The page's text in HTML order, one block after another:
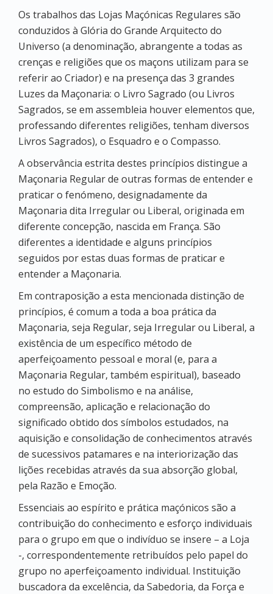
Os trabalhos das Lojas Maçónicas Regulares são
conduzidos à Glória do Grande Arquitecto do
Universo (a denominação, abrangente a todas as
crenças e religiões que os maçons utilizam para se
referir ao Criador) e na presença das 3 grandes
Luzes da Maçonaria: o Livro Sagrado (ou Livros
Sagrados, se em assembleia houver elementos que,
professando diferentes religiões, tenham diversos
Livros Sagrados), o Esquadro e o Compasso.
A observância estrita destes princípios distingue a
Maçonaria Regular de outras formas de entender e
praticar o fenómeno, designadamente da
Maçonaria dita Irregular ou Liberal, originada em
diferente concepção, nascida em França. São
diferentes a identidade e alguns princípios
seguidos por estas duas formas de praticar e
entender a Maçonaria.
Em contraposição a esta mencionada distinção de
princípios, é comum a toda a boa prática da
Maçonaria, seja Regular, seja Irregular ou Liberal, a
existência de um específico método de
aperfeiçoamento pessoal e moral (e, para a
Maçonaria Regular, também espiritual), baseado
no estudo do Simbolismo e na análise,
compreensão, aplicação e relacionação do
significado obtido dos símbolos estudados, na
aquisição e consolidação de conhecimentos através
de sucessivos patamares e na interiorização das
lições recebidas através da sua absorção global,
pela Razão e Emoção.
Essenciais ao espírito e prática maçónicos são a
contribuição do conhecimento e esforço individuais
para o grupo em que o indivíduo se insere – a Loja
-, correspondentemente retribuídos pelo papel do
grupo no aperfeiçoamento individual. Instituição
buscadora da excelência, da Sabedoria, da Força e